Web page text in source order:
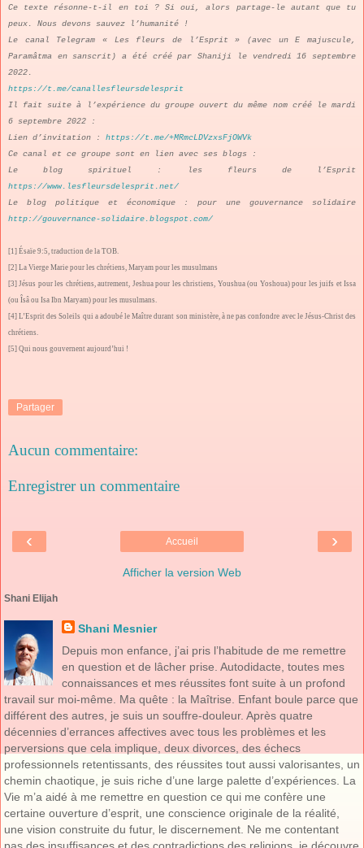
Ce texte résonne-t-il en toi ? Si oui, alors partage-le autant que tu
peux. Nous devons sauvez l’humanité !
Le canal Telegram « Les fleurs de l’Esprit » (avec un E majuscule,
Paramâtma en sanscrit) a été créé par Shaniji le vendredi 16 septembre
2022.
https://t.me/canallesfleursdelesprit
Il fait suite à l’expérience du groupe ouvert du même nom créé le mardi
6 septembre 2022 :
Lien d’invitation : https://t.me/+MRmcLDVzxsFjOWVk
Ce canal et ce groupe sont en lien avec ses blogs :
Le blog spirituel : les fleurs de l’Esprit
https://www.lesfleursdelesprit.net/
Le blog politique et économique : pour une gouvernance solidaire
http://gouvernance-solidaire.blogspot.com/
[1] Ésaïe 9:5, traduction de la TOB.
[2] La Vierge Marie pour les chrétiens, Maryam pour les musulmans
[3] Jésus pour les chrétiens, autrement, Jeshua pour les christiens, Youshua (ou Yoshoua) pour les juifs et Issa
(ou Îsâ ou Isa Ibn Maryam) pour les musulmans.
[4] L’Esprit des Soleils qui a adoubé le Maître durant son ministère, à ne pas confondre avec le Jésus-Christ des
chrétiens.
[5] Qui nous gouvernent aujourd’hui !
Partager
Aucun commentaire:
Enregistrer un commentaire
‹ ›
Accueil
Afficher la version Web
Shani Elijah
Shani Mesnier
Depuis mon enfance, j’ai pris l’habitude de me remettre
en question et de lâcher prise. Autodidacte, toutes mes
connaissances et mes réussites font suite à un profond
travail sur moi-même. Ma quête : la Maîtrise. Enfant boule parce que
différent des autres, je suis un souffre-douleur. Après quatre
décennies d’errances affectives avec tous les problèmes et les
perversions que cela implique, deux divorces, des échecs
professionnels retentissants, des réussites tout aussi valorisantes, un
chemin chaotique, je suis riche d’une large palette d’expériences. La
Vie m’a aidé à me remettre en question ce qui me confère une
certaine ouverture d’esprit, une conscience originale de la réalité,
une vision construite du futur, le discernement. Ne me contentant